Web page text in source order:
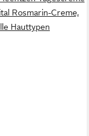
Rosmarin-Creme,
Hauttypen